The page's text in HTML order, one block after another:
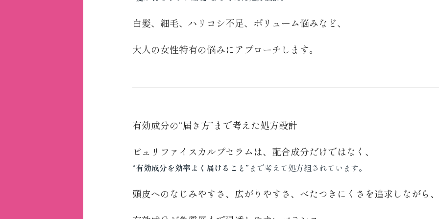
白髪、細毛、ハリコシ不足、ボリューム悩みなど、
大人の女性特有の悩みにアプローチします。
有効成分の“届き方”まで考えた処方設計
ピュリファイスカルプセラムは、配合成分だけではなく、
“有効成分を効率よく届けること” まで考えて処方組されています。
頭皮へのなじみやすさ、広がりやすさ、べたつきにくさを追求しながら、